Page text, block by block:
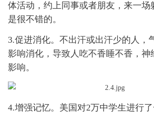
体活动，约上同事或者朋友，来一场
是很不错的。
3.促进消化。不出汗或出汗少的人，
影响消化，导致人吃不香睡不香，神
影响。
4.增强记忆。美国对2万中学生进行